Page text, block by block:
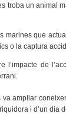
troba un animal
que
o la captura
l’impacte de
ampliar
i d’un dia